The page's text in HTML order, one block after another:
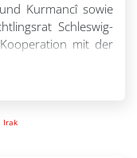
Kurmancî sowie
Schleswig-
mit der
Irak